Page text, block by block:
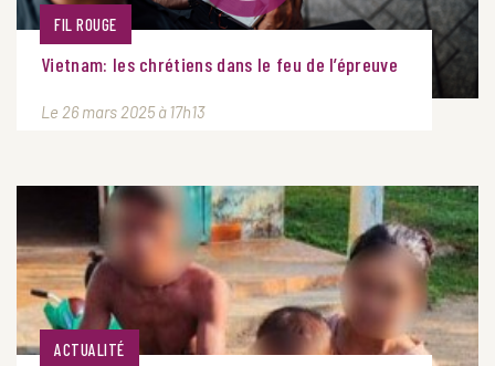
FIL ROUGE
Vietnam: les chrétiens dans le feu de l’épreuve
Le 26 mars 2025 à 17h13
ACTUALITÉ